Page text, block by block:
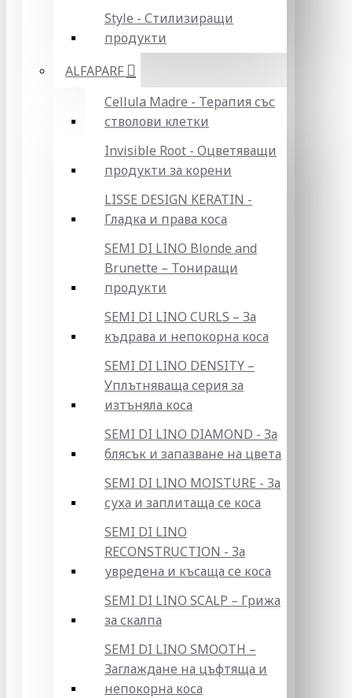
Style - Стилизиращи
продукти
ALFAPARF
Cellula Madre - Терапия със
стволови клетки
Invisible Root - Оцветяващи
продукти за корени
LISSE DESIGN KERATIN -
Гладка и права коса
SEMI DI LINO Blonde and
Brunette – Тониращи
продукти
SEMI DI LINO CURLS – За
къдрава и непокорна коса
SEMI DI LINO DENSITY –
Уплътняваща серия за
изтъняла коса
SEMI DI LINO DIAMOND - За
блясък и запазване на цвета
SEMI DI LINO MOISTURE - За
суха и заплитаща се коса
SEMI DI LINO
RECONSTRUCTION - За
увредена и късаща се коса
SEMI DI LINO SCALP – Грижа
за скалпа
SEMI DI LINO SMOOTH –
Заглаждане на цъфтяща и
непокорна коса